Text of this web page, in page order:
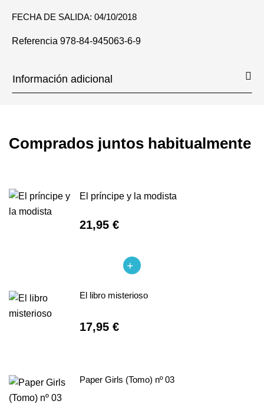
FECHA DE SALIDA: 04/10/2018
Referencia 978-84-945063-6-9
Información adicional
Comprados juntos habitualmente
El príncipe y la modista
21,95 €
El libro misterioso
17,95 €
Paper Girls (Tomo) nº 03